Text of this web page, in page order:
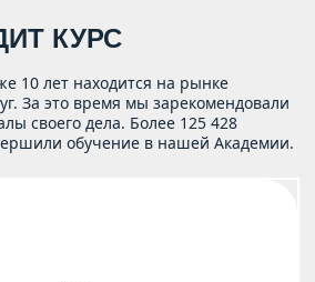
КУРС
10 лет находится на рынке
За это время мы зарекомендовали
своего дела. Более 125 428
обучение в нашей Академии.